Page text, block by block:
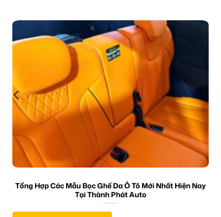
Tổng Hợp Các Mẫu Bọc Ghế Da Ô Tô Mới Nhất Hiện Nay
Tại Thành Phát Auto